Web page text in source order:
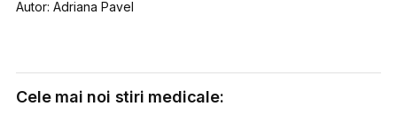
Autor: Adriana Pavel
Cele mai noi stiri medicale: